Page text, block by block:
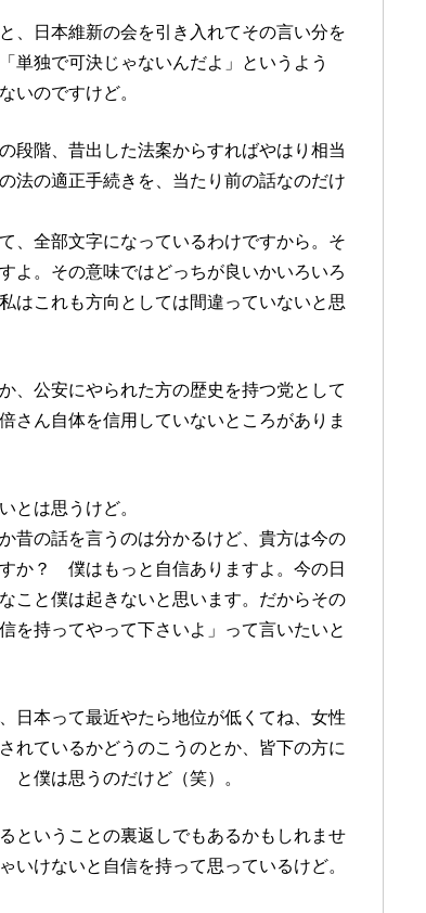
、日本維新の会を引き入れてその言い分を
単独で可決じゃないんだよ」というよう
いのですけど。
段階、昔出した法案からすればやはり相当
法の適正手続きを、当たり前の話なのだけ
、全部文字になっているわけですから。そ
よ。その意味ではどっちが良いかいろいろ
はこれも方向としては間違っていないと思
、公安にやられた方の歴史を持つ党として
さん自体を信用していないところがありま
とは思うけど。
昔の話を言うのは分かるけど、貴方は今の
か？ 僕はもっと自信ありますよ。今の日
こと僕は起きないと思います。だからその
を持ってやって下さいよ」って言いたいと
日本って最近やたら地位が低くてね、女性
れているかどうのこうのとか、皆下の方に
僕は思うのだけど（笑）。
ということの裏返しでもあるかもしれませ
いけないと自信を持って思っているけど。